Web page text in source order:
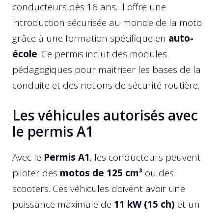
conducteurs dès 16 ans. Il offre une
introduction sécurisée au monde de la moto
grâce à une formation spécifique en auto-
école. Ce permis inclut des modules
pédagogiques pour maitriser les bases de la
conduite et des notions de sécurité routière.
Les véhicules autorisés avec
le permis A1
Avec le Permis A1, les conducteurs peuvent
piloter des motos de 125 cm³ ou des
scooters. Ces véhicules doivent avoir une
puissance maximale de 11 kW (15 ch) et un